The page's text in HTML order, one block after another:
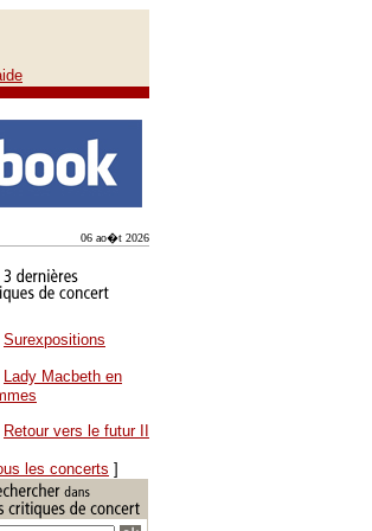
06 ao�t 2026
Surexpositions
Lady Macbeth en
Retour vers le futur II
les concerts ]